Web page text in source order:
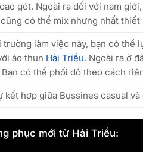
gót. Ngoài ra đối với nam
có thể mix nhưng nhất
trường làm việc này, bạn có thể
áo thun Hải Triều. Ngoài ra ở
Bạn có thể phối đồ theo cách
kết hợp giữa Bussines casual và
phục mới từ Hải Triều: